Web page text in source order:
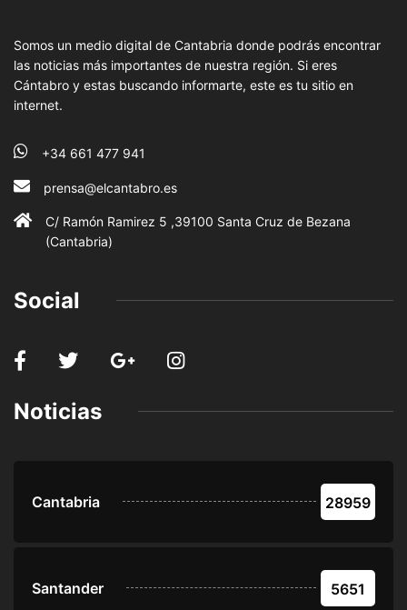
Somos un medio digital de Cantabria donde podrás encontrar
las noticias más importantes de nuestra región. Si eres
Cántabro y estas buscando informarte, este es tu sitio en
internet.
+34 661 477 941
prensa@elcantabro.es
C/ Ramón Ramirez 5 ,39100 Santa Cruz de Bezana
(Cantabria)
Social
Noticias
Cantabria 28959
Santander 5651